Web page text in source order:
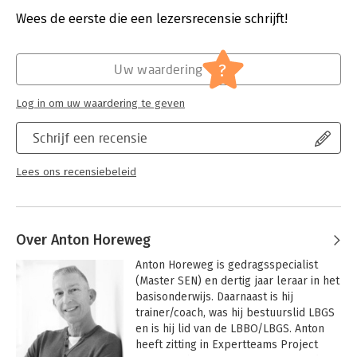
Verschijningsdatum:
19-5-2022
Wees de eerste die een lezersrecensie schrijft!
Schrijf een recensie
Lees ons recensiebeleid
Uw waardering ?
Log in om uw waardering te geven
Over Anton Horeweg
Anton Horeweg is gedragsspecialist
(Master SEN) en dertig jaar leraar in het
basisonderwijs. Daarnaast is hij
trainer/coach, was hij bestuurslid LBGS
en is hij lid van de LBBO/LBGS. Anton
heeft zitting in Expertteams Project